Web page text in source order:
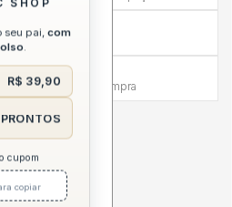
sem Risco
reembolso integral
Humanizado
e depois da compra
SHOP
seu pai, com
.
R$ 39,90
cupom
copiar